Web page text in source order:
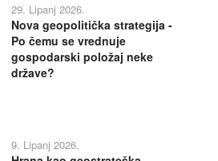
29. Lipanj 2026.
Nova geopolitička strategija -
Po čemu se vrednuje
gospodarski položaj neke
države?
9. Lipanj 2026.